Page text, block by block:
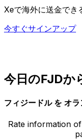
Xeで海外に送金でき
今すぐサインアップ
今日のFJDか
フィジードル を オ
Rate information